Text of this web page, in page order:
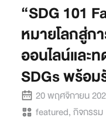
“SDG 101
หมายโลกสู่ก
ออนไลน์และ
SDGs พร้อ
20 พฤศจิกายน
featured,กิจกรรม